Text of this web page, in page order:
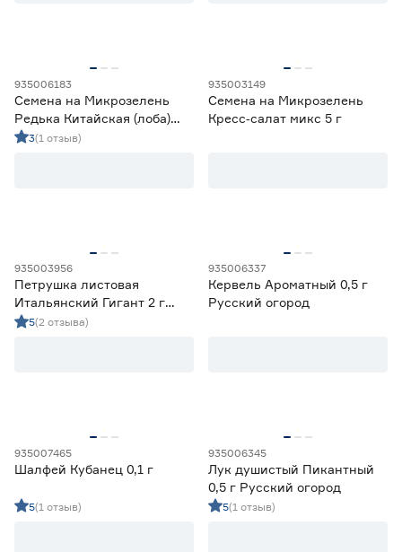
935006183
Семена на Микрозелень
Редька Китайская (лоба)
микс 5 г
3(1 отзыв)
935003149
Семена на Микрозелень
Кресс‑салат микс 5 г
935003956
Петрушка листовая
Итальянский Гигант 2 г
Агрони
5(2 отзыва)
935006337
Кервель Ароматный 0,5 г
Русский огород
935007465
Шалфей Кубанец 0,1 г
5(1 отзыв)
935006345
Лук душистый Пикантный
0,5 г Русский огород
5(1 отзыв)